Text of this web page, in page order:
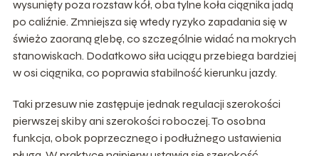
wysunięty poza rozstaw kół, oba tylne koła ciągnika jadą
po caliźnie. Zmniejsza się wtedy ryzyko zapadania się w
świeżo zaoraną glebę, co szczególnie widać na mokrych
stanowiskach. Dodatkowo siła uciągu przebiega bardziej
w osi ciągnika, co poprawia stabilność kierunku jazdy.
Taki przesuw nie zastępuje jednak regulacji szerokości
pierwszej skiby ani szerokości roboczej. To osobna
funkcja, obok poprzecznego i podłużnego ustawienia